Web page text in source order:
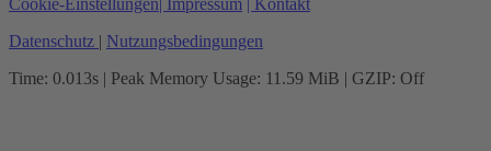
Cookie-Einstellungen| Impressum | Kontakt
Datenschutz | Nutzungsbedingungen
Time: 0.013s | Peak Memory Usage: 11.59 MiB | GZIP: Off